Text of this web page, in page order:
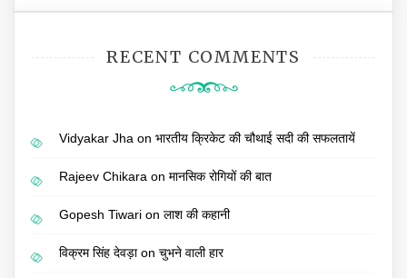
RECENT COMMENTS
Vidyakar Jha on भारतीय क्रिकेट की चौथाई सदी की सफलतायें
Rajeev Chikara on मानसिक रोगियों की बात
Gopesh Tiwari on लाश की कहानी
विक्रम सिंह देवड़ाon चुभने वाली हार